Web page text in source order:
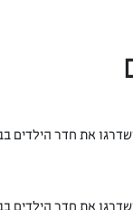
את חדר הילדים
את חדר הילדים